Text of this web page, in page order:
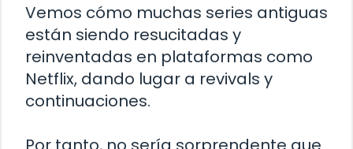
Vemos cómo muchas series antiguas
están siendo resucitadas y
reinventadas en plataformas como
Netflix, dando lugar a revivals y
continuaciones.